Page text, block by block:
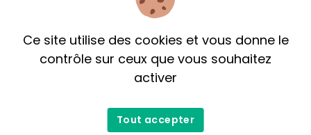
Couvercles à bocaux
durables Tough Tops -
Miel brut cru
13,99$
Ce site utilise des cookies et vous donne le
contrôle sur ceux que vous souhaitez
activer
Tout accepter